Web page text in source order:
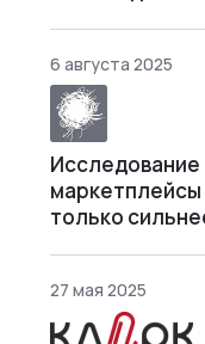
6 августа 2025
маркетплейсы
только
27 мая 2025